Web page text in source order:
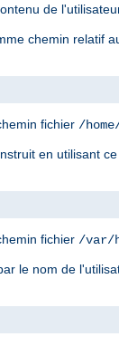
de
chemin relatif
fichier /
en utilisant
fichier /var/
le nom de